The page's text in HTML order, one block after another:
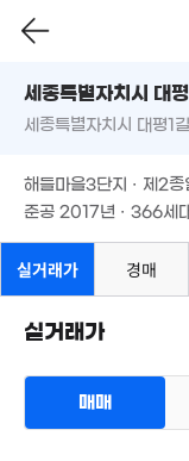
세종특별자치시 대
세종특별자치시 대평1
해들마을3단지 · 제2종
준공 2017년 · 366세
실거래가 경매
실거래가
매매